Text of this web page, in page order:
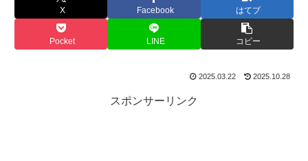
X Facebook はてブ
Pocket LINE コピー
2025.03.22 2025.10.28
スポンサーリンク